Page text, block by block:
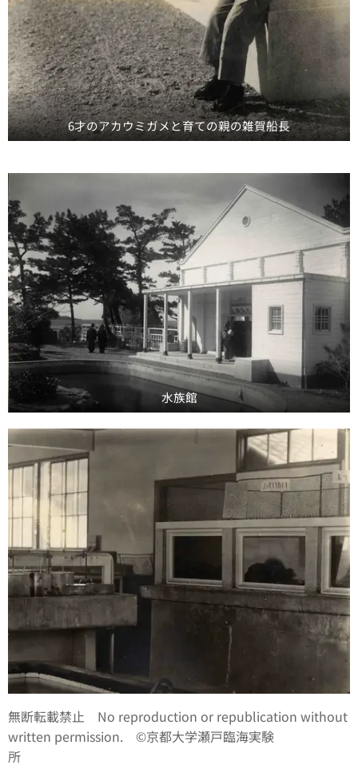
6才のアカウミガメと育ての親の雑賀船長
水族館
無断転載禁止 No reproduction or republication without
written permission. ©京都大学瀬戸臨海実験
所